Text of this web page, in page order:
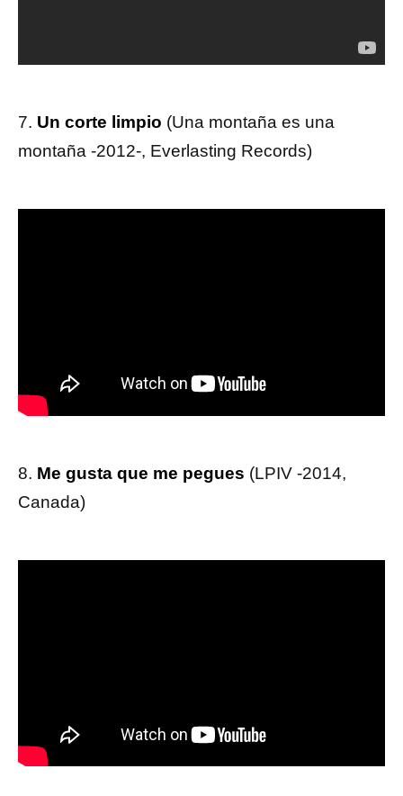
7. Un corte limpio (Una montaña es una
montaña -2012-, Everlasting Records)
8. Me gusta que me pegues (LPIV -2014,
Canada)